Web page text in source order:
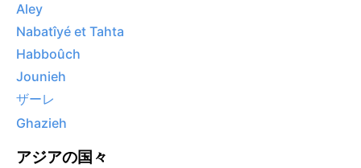
Aley
Nabatîyé et Tahta
Habboûch
Jounieh
ザーレ
Ghazieh
アジアの国々